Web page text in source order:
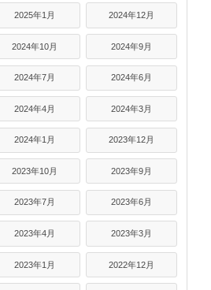
2025年1月 2024年12月
2024年10月 2024年9月
2024年7月 2024年6月
2024年4月 2024年3月
2024年1月 2023年12月
2023年10月 2023年9月
2023年7月 2023年6月
2023年4月 2023年3月
2023年1月 2022年12月